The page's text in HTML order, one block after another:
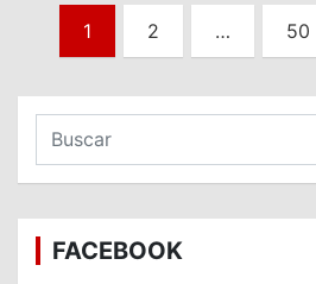
Paginación
de
entradas
1 2 … 50
s
c
a
r
FACEBOOK